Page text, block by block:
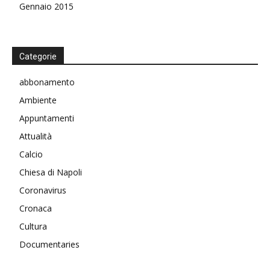
Gennaio 2015
Categorie
abbonamento
Ambiente
Appuntamenti
Attualità
Calcio
Chiesa di Napoli
Coronavirus
Cronaca
Cultura
Documentaries